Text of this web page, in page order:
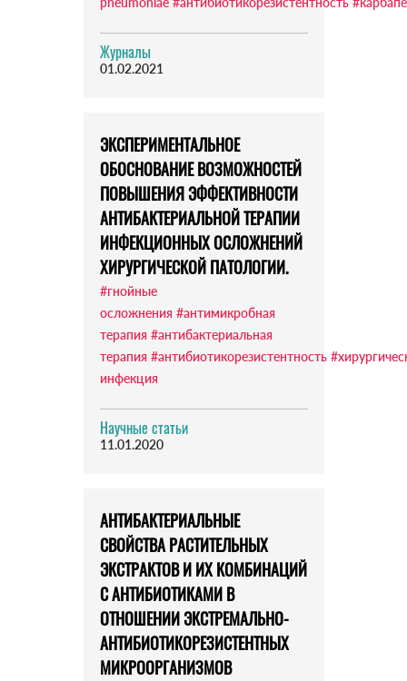
Журналы
01.02.2021
ЭКСПЕРИМЕНТАЛЬНОЕ
ОБОСНОВАНИЕ ВОЗМОЖНОСТЕЙ
ПОВЫШЕНИЯ ЭФФЕКТИВНОСТИ
АНТИБАКТЕРИАЛЬНОЙ ТЕРАПИИ
ИНФЕКЦИОННЫХ ОСЛОЖНЕНИЙ
ХИРУРГИЧЕСКОЙ ПАТОЛОГИИ.
#гнойные
осложнения #антимикробная
терапия #антибактериальная
терапия #антибиотикорезистентность
инфекция
Научные статьи
11.01.2020
АНТИБАКТЕРИАЛЬНЫЕ
СВОЙСТВА РАСТИТЕЛЬНЫХ
ЭКСТРАКТОВ И ИХ КОМБИНАЦИЙ
С АНТИБИОТИКАМИ В
ОТНОШЕНИИ ЭКСТРЕМАЛЬНО-
АНТИБИОТИКОРЕЗИСТЕНТНЫХ
МИКРООРГАНИЗМОВ